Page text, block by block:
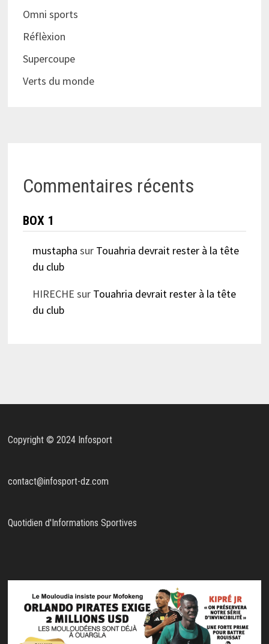
Omni sports
Réflèxion
Supercoupe
Verts du monde
Commentaires récents
BOX 1
mustapha sur Touahria devrait rester à la tête
du club
HIRECHE sur Touahria devrait rester à la tête
du club
Copyright © 2024 Infosport
contact@infosport-dz.com
Quotidien d'Informations Sportives